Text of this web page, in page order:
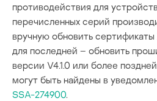
противодействия для
перечисленных серий
вручную обновить
для последней – обновить
версии V4.1.0 или более
могут быть найдены в
SSA-274900.